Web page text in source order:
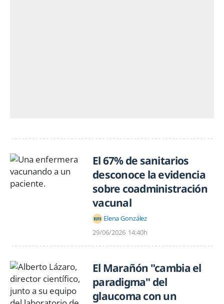
El 67% de sanitarios
desconoce la evidencia
sobre coadministración
vacunal
Elena González
29/06/2026 14:40h
El Marañón "cambia el
paradigma" del
glaucoma con un